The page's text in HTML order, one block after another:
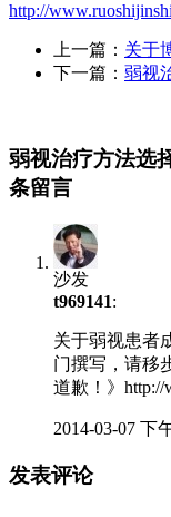
http://
上一篇： 关于
下一篇： 弱视
弱视治疗方法选
条留言
沙发
t969141:
关于弱视患者
门撰写，请移
道歉！》http://
2014-03-07 下
发表评论